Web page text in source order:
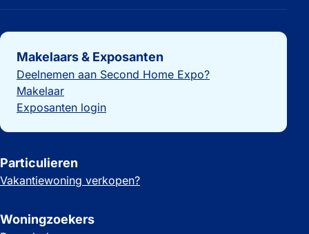
Belangrijke links
Makelaars & Exposanten
Deelnemen aan Second Home Expo?
Makelaar
Exposanten login
Particulieren
Vakantiewoning verkopen?
Woningzoekers